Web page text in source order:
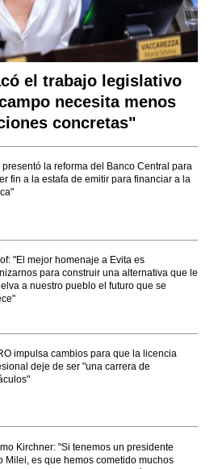
el trabajo legislativo
necesita menos
concretas"
presentó la reforma del Banco Central para
fin a la estafa de emitir para financiar a la
"El mejor homenaje a Evita es
para construir una alternativa que le
a nuestro pueblo el futuro que se
impulsa cambios para que la licencia
deje de ser "una carrera de
Kirchner: "Si tenemos un presidente
Milei, es que hemos cometido muchos